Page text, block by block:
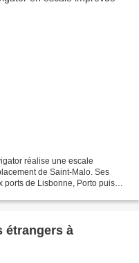
réalise une escale
de Saint-Malo. Ses
ports de Lisbonne, Porto puis
étrangers à